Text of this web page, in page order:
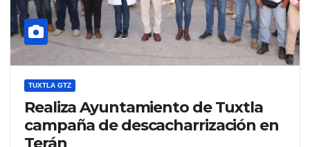
TUXTLA GTZ
Realiza Ayuntamiento de Tuxtla
campaña de descacharrización en
Terán